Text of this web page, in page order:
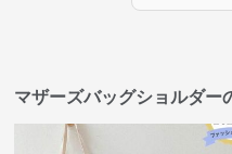
マザーズバッグショルダー